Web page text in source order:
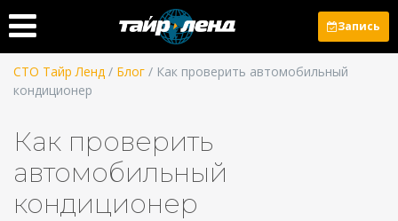
Запись
СТО Тайр Ленд / Блог / Как проверить автомобильный
кондиционер
Как проверить
автомобильный
кондиционер